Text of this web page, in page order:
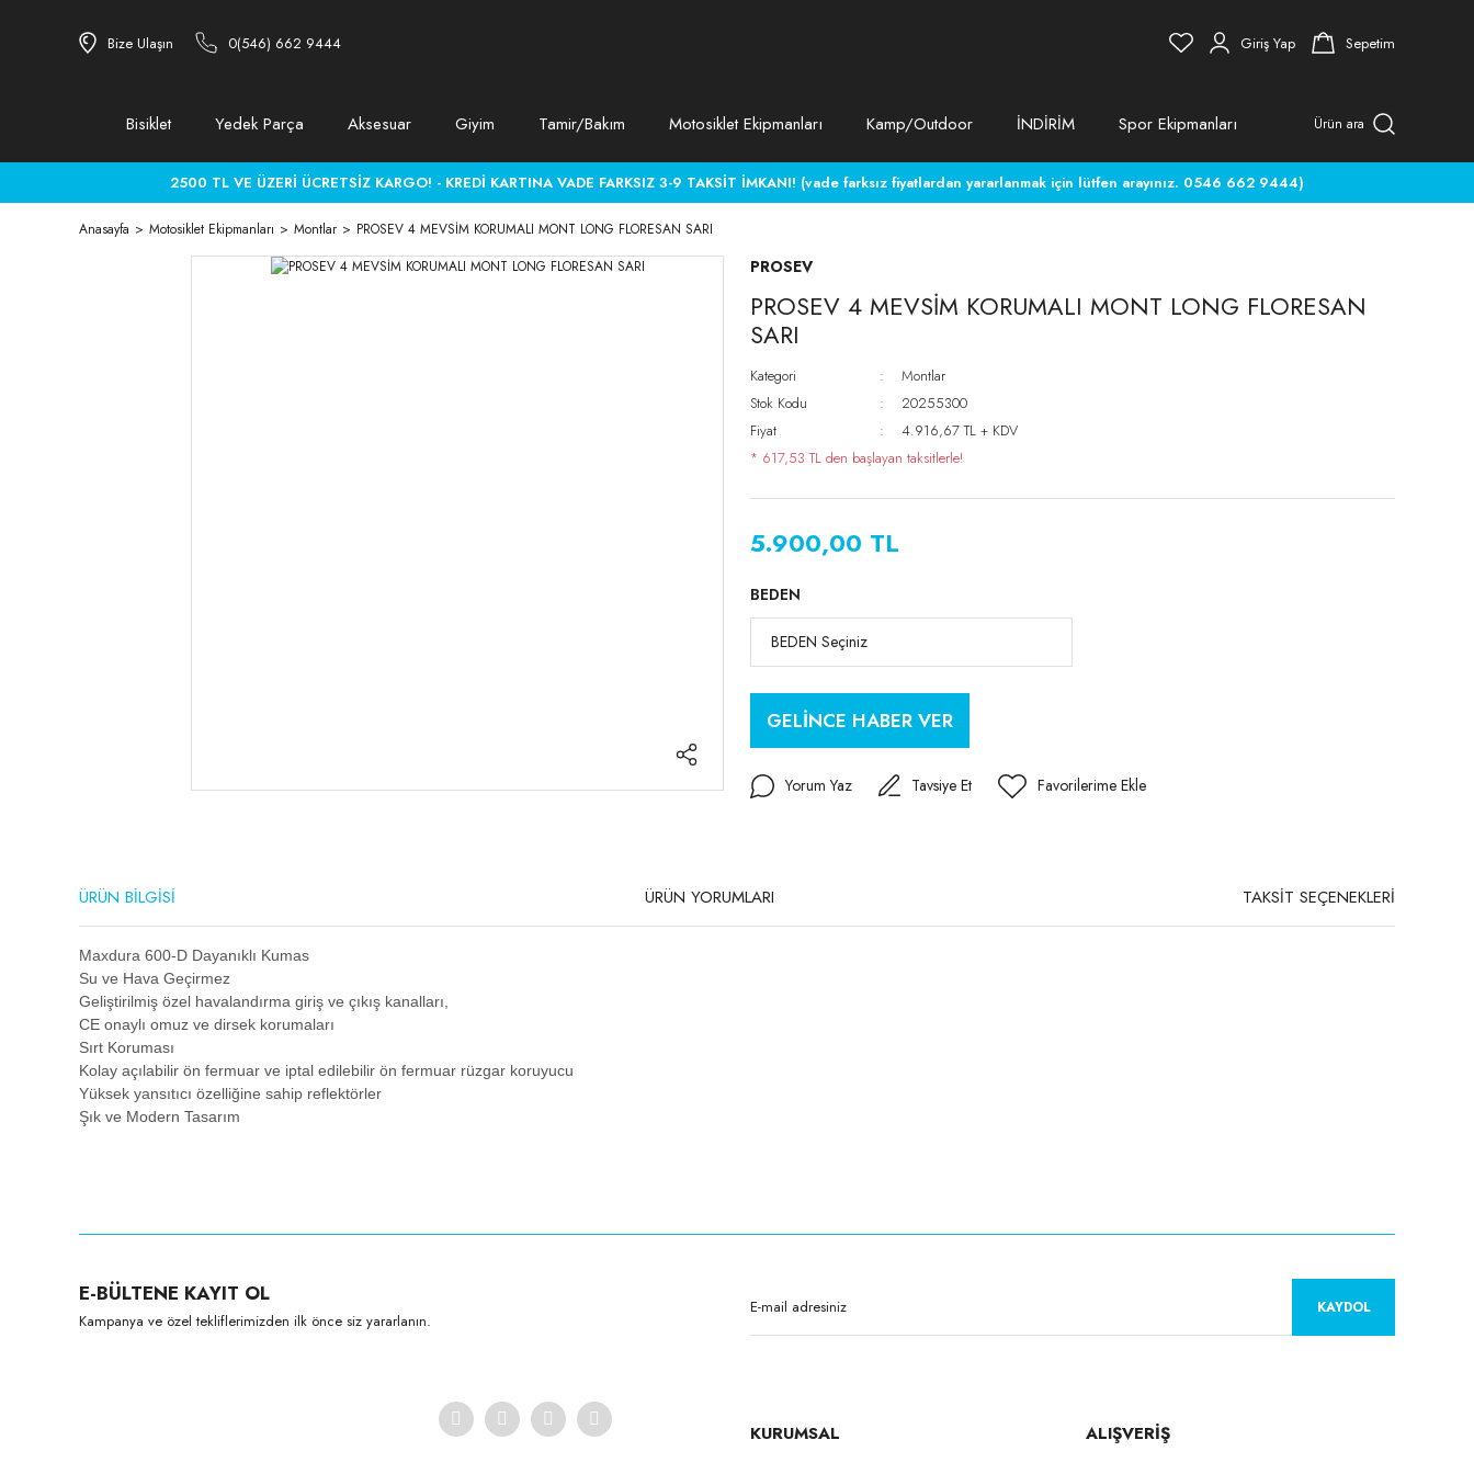
Bize Ulaşın 0(546) 662 9444 Giriş Yap Sepetim
Bisiklet Yedek Parça Aksesuar Giyim Tamir/Bakım Motosiklet Ekipmanları Kamp/Outdoor İNDİRİM Spor Ekipmanları Ürün ara
2500 TL VE ÜZERİ ÜCRETSİZ KARGO! - KREDİ KARTINA VADE FARKSIZ 3-9 TAKSİT İMKANI! (vade farksız fiyatlardan yararlanmak için lütfen arayınız. 0546 662 9444)
Anasayfa Motosiklet Ekipmanları Montlar PROSEV 4 MEVSİM KORUMALI MONT LONG FLORESAN SARI
PROSEV
PROSEV 4 MEVSİM KORUMALI MONT LONG FLORESAN
SARI
Kategori
Montlar
Stok Kodu
20255300
Fiyat
4.916,67 TL + KDV
* 617,53 TL den başlayan taksitlerle!
5.900,00 TL
BEDEN
GELİNCE HABER VER
Yorum Yaz Tavsiye Et
ÜRÜN BİLGİSİ ÜRÜN YORUMLARI TAKSİT SEÇENEKLERİ
Maxdura 600-D Dayanıklı Kumas
Su ve Hava Geçirmez
Geliştirilmiş özel havalandırma giriş ve çıkış kanalları,
CE onaylı omuz ve dirsek korumaları
Sırt Koruması
Kolay açılabilir ön fermuar ve iptal edilebilir ön fermuar rüzgar koruyucu
Yüksek yansıtıcı özelliğine sahip reflektörler
Şık ve Modern Tasarım
E-BÜLTENE KAYIT OL
Kampanya ve özel tekliflerimizden ilk önce siz yararlanın.
KAYDOL
KURUMSAL ALIŞVERİŞ